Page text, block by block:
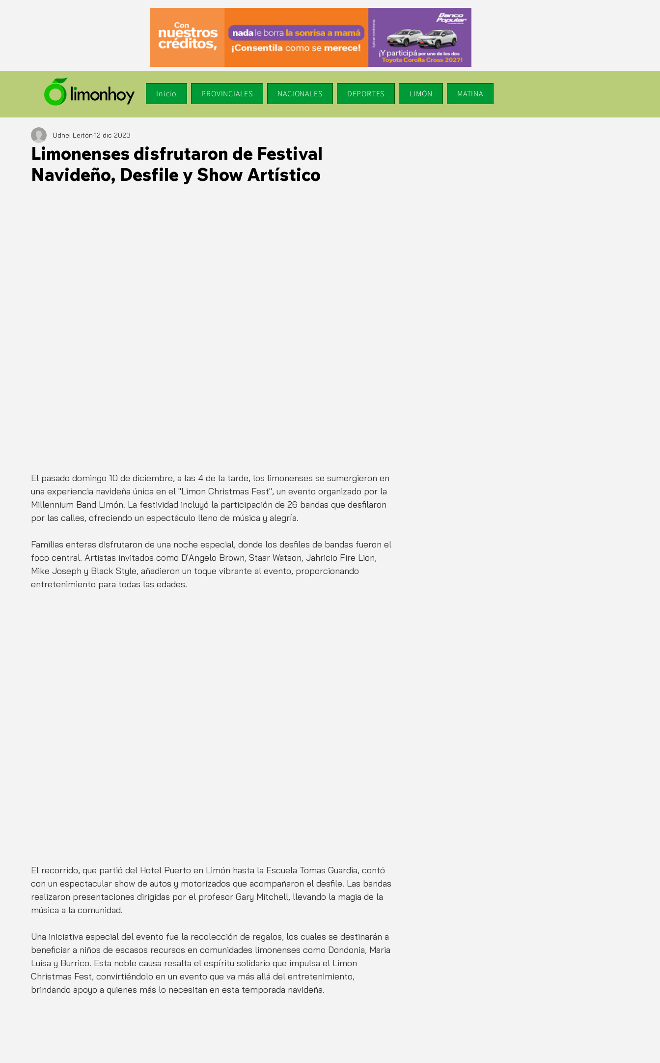
Inicio PROVINCIALES NACIONALES DEPORTES LIMÓN MATINA
Limonenses disfrutaron de Festival
Navideño, Desfile y Show Artístico
Udhei Leitón 12 dic 2023
El pasado domingo 10 de diciembre, a las 4 de la tarde, los limonenses se sumergieron en
una experiencia navideña única en el "Limon Christmas Fest", un evento organizado por la
Millennium Band Limón. La festividad incluyó la participación de 26 bandas que desfilaron
por las calles, ofreciendo un espectáculo lleno de música y alegría.
Familias enteras disfrutaron de una noche especial, donde los desfiles de bandas fueron el
foco central. Artistas invitados como D'Angelo Brown, Staar Watson, Jahricio Fire Lion,
Mike Joseph y Black Style, añadieron un toque vibrante al evento, proporcionando
entretenimiento para todas las edades.
El recorrido, que partió del Hotel Puerto en Limón hasta la Escuela Tomas Guardia, contó
con un espectacular show de autos y motorizados que acompañaron el desfile. Las bandas
realizaron presentaciones dirigidas por el profesor Gary Mitchell, llevando la magia de la
música a la comunidad.
Una iniciativa especial del evento fue la recolección de regalos, los cuales se destinarán a
beneficiar a niños de escasos recursos en comunidades limonenses como Dondonia, Maria
Luisa y Burrico. Esta noble causa resalta el espíritu solidario que impulsa el Limon
Christmas Fest, convirtiéndolo en un evento que va más allá del entretenimiento,
brindando apoyo a quienes más lo necesitan en esta temporada navideña.